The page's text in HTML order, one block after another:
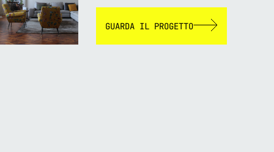
GUARDA IL PROGETTO